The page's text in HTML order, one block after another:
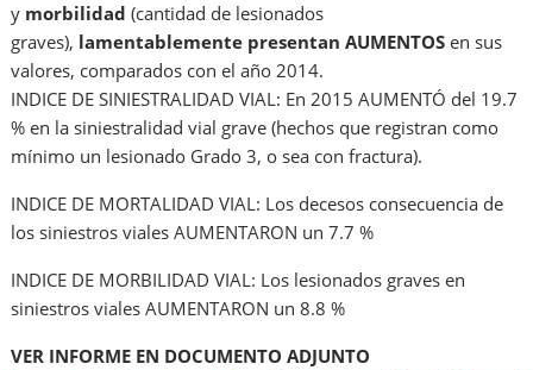
y morbilidad (cantidad de lesionados
graves), lamentablemente presentan AUMENTOS en sus
valores, comparados con el año 2014.
INDICE DE SINIESTRALIDAD VIAL: En 2015 AUMENTÓ del 19.7
% en la siniestralidad vial grave (hechos que registran como
mínimo un lesionado Grado 3, o sea con fractura).
INDICE DE MORTALIDAD VIAL: Los decesos consecuencia de
los siniestros viales AUMENTARON un 7.7 %
INDICE DE MORBILIDAD VIAL: Los lesionados graves en
siniestros viales AUMENTARON un 8.8 %
VER INFORME EN DOCUMENTO ADJUNTO